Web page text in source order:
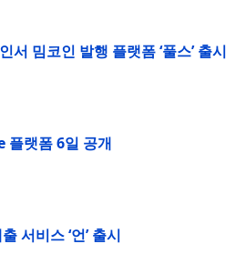
서 밈코인 발행 플랫폼 ‘풀스’ 출시
랫폼 6일 공개
서비스 ‘언’ 출시